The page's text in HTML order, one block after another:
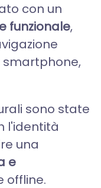
con un
funzionale,
sono state
l'identità
una
e
offline.